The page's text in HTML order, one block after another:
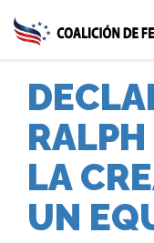
main
content
RALPH
LA
UN